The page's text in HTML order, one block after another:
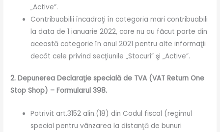
„Active”.
Contribuabilii încadraţi în categoria mari contribuabili
la data de 1 ianuarie 2022, care nu au făcut parte din
această categorie în anul 2021 pentru alte informaţii
decât cele privind secţiunile „Stocuri” şi „Active”.
2. Depunerea Declaraţie specială de TVA (VAT Return One
Stop Shop) – Formularul 398.
Potrivit art.3152 alin.(18) din Codul fiscal (regimul
special pentru vânzarea la distanţă de bunuri